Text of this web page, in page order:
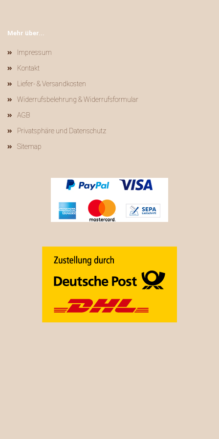
Mehr über...
Impressum
Kontakt
Liefer- & Versandkosten
Widerrufsbelehrung & Widerrufsformular
AGB
Privatsphäre und Datenschutz
Sitemap